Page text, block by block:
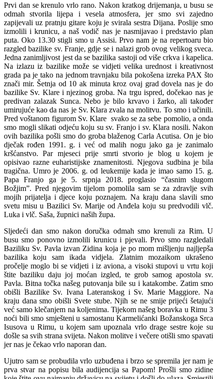
Prvi dan se krenulo vrlo rano. Nakon kratkog drijemanja, u busu se
odmah stvorila lijepa i vesela atmosfera, jer smo svi zajedno
zapijevali uz pratnju gitare koju je svirala sestra Dijana. Poslije smo
izmolili i krunicu, a naš vodič nas je nasmijavao i predstavio plan
puta. Oko 13.30 stigli smo u Assisi. Prvo nam je na repertoaru bio
razgled bazilike sv. Franje, gdje se i nalazi grob ovog velikog sveca.
Jedna zanimljivost jest da se bazilika sastoji od više crkva i kapelica.
Na izlazu iz bazilike može se vidjeti velika urednost i kreativnost
grada pa je tako na jednom travnjaku bila pokošena izreka PAX što
znači mir. Šetnja od 10 ak minuta kroz ovaj grad dovela nas je do
bazilike Sv. Klare i njezinog groba. Na trgu ispred, dočekao nas je
predivan zalazak Sunca. Nebo je bilo krvavo i žarko, ali također
umirujuće kao da nas je Sv. Klara zvala na molitvu. To smo i učinili.
Pred voštanom figurom Sv. Klare svako se za sebe pomolio, a onda
smo mogli slikati odjeću koju su sv. Franjo i sv. Klara nosili. Nakon
ovih bazilika pošli smo do groba blaženog Carla Acutisa. On je bio
dječak rođen 1991. g. i već od malih nogu jako ga je zanimalo
kršćanstvo. Par mjeseci prije smrti stvorio je blog u kojem je
opisivao razne euharistijske znamenitosti. Njegova sudbina je bila
tragična. Umro je 2006. g. od leukemije kada je imao samo 15. g.
Papa Franjo ga je 5. srpnja 2018. proglasio “časnim slugom
Božjim”. Pred njegovim tijelom pomolila sam se za zdravlje svih
mojih prijatelja i djece koju poznajem. Na kraju dana slavili smo
svetu misu u Bazilici Sv. Marije od Anđela koju su predvodili vlč.
Luka i vlč. Saša, župnici naših župa.
Sljedeći dan smo nakon doručka odmah smo krenuli za Rim. U
busu smo ponovno izmolili krunicu i pjevali. Prvo smo razgledali
Baziliku Sv. Pavla izvan Zidina koja je po mom mišljenju najljepša
bazilika koju sam ikada vidjela. Zlatnim mozaikom ukrašeno
pročelje moglo bi se vidjeti i iz aviona, a visoki stupovi u vrtu koji
štite baziliku daju joj moćan izgled, te grob samog apostola sv.
Pavla. Bitna točka našeg putovanja bile su i katakombe. Zatim smo
obišli Bazilike Sv. Ivana Lateranskog i Sv. Marie Maggiore. Na
kraju dana smo obišli Svete stube. Njih se ne smije prijeći šetajući
već samo klečanjem na koljenima. Tijekom našeg boravka u Rimu 3
noći bili smo smješteni u samostanu Karmelićanki Božanskoga Srca
Isusova u Rimu, u kojem sam upoznala vrlo drage sestre koje su
došle sa svih strana svijeta. Nakon molitve i večere otišli smo spavati
jer nas je čekao vrlo naporan dan.
Ujutro sam se probudila vrlo uzbuđena i brzo se spremila jer nam je
prva stvar na popisu bila audijencija sa Papom! Prošli smo zidine